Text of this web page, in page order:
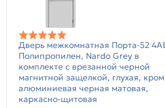
Дверь межкомнатная Порта-52
Полипропилен, Nardo Grey в
комплекте с врезанной черной
магнитной защелкой, глухая,
алюминиевая черная матовая,
каркасно-щитовая